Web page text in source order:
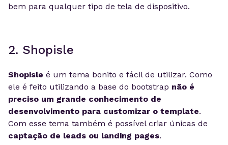
bem para qualquer tipo de tela de dispositivo.
2. Shopisle
Shopisle é um tema bonito e fácil de utilizar. Como
ele é feito utilizando a base do bootstrap não é
preciso um grande conhecimento de
desenvolvimento para customizar o template.
Com esse tema também é possível criar únicas de
captação de leads ou landing pages.